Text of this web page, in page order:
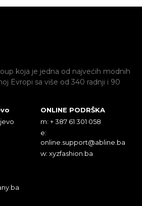
koja je jedna od najvećih modnih
Evropi sa više od 340 radnji i 90
ONLINE PODRŠKA
m: + 387 61 301 058
e:
online.support@abline.ba
w: xyzfashion.ba